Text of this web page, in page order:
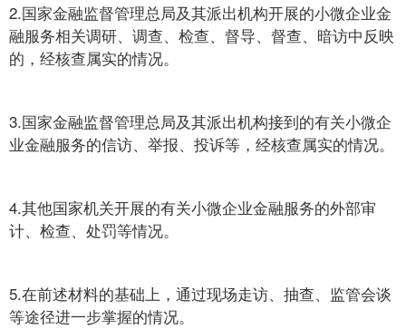
2.国家金融监督管理总局及其派出机构开展的小微企业金
融服务相关调研、调查、检查、督导、督查、暗访中反映
的，经核查属实的情况。
3.国家金融监督管理总局及其派出机构接到的有关小微企
业金融服务的信访、举报、投诉等，经核查属实的情况。
4.其他国家机关开展的有关小微企业金融服务的外部审
计、检查、处罚等情况。
5.在前述材料的基础上，通过现场走访、抽查、监管会谈
等途径进一步掌握的情况。